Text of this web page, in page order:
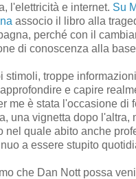
l'elettricità e internet. Su
associo il libro alla
perché con il
di conoscenza alla
stimoli, troppe
e capire
me è stata l'occasione di
una vignetta dopo l'altra,
nel quale abito anche
a essere stupito
che Dan Nott possa